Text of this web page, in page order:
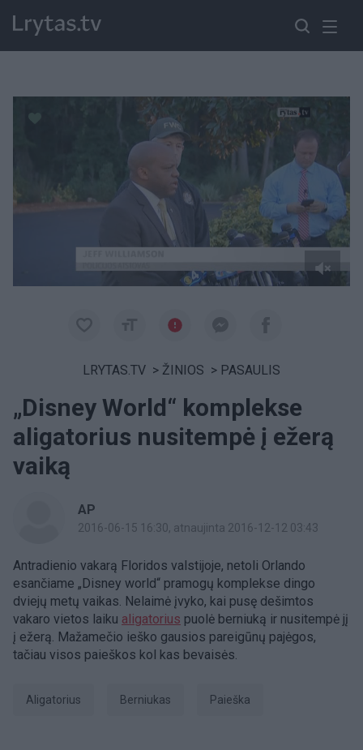
LRYTAS.TV > ŽINIOS > PASAULIS
„Disney World“ komplekse
aligatorius nusitempė į ežerą
vaiką
AP
2016-06-15 16:30, atnaujinta 2016-12-12 03:43
Antradienio vakarą Floridos valstijoje, netoli Orlando
esančiame „Disney world“ pramogų komplekse dingo
dviejų metų vaikas. Nelaimė įvyko, kai pusę dešimtos
vakaro vietos laiku aligatorius puolė berniuką ir nusitempė jį
į ežerą. Mažamečio ieško gausios pareigūnų pajėgos,
tačiau visos paieškos kol kas bevaisės.
aligatorius berniukas paieška